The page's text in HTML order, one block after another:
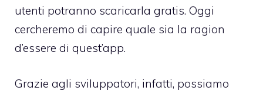
utenti potranno scaricarla gratis. Oggi
cercheremo di capire quale sia la ragion
d’essere di quest’app.
Grazie agli sviluppatori, infatti, possiamo